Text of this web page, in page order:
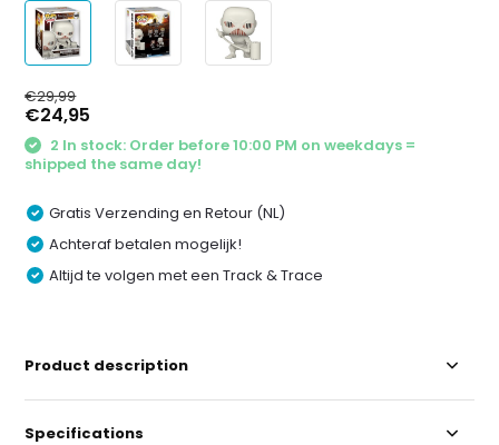
€29,99
€24,95
2 In stock: Order before 10:00 PM on weekdays =
shipped the same day!
Gratis Verzending en Retour (NL)
Achteraf betalen mogelijk!
Altijd te volgen met een Track & Trace
Product description
Specifications